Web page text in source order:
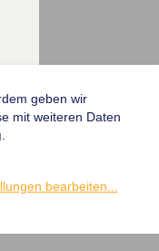
geben wir
mit weiteren Daten
bearbeiten